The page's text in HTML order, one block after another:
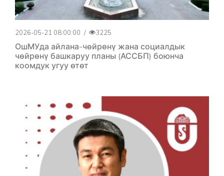
2026-05-21 08:00:00 / 3225
ОшМУда айлана-чөйрөнү жана социалдык
чөйрөнү башкаруу планы (АССБП) боюнча
коомдук угуу өтөт